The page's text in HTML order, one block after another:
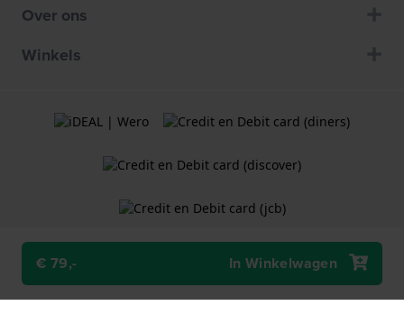
€ 79,- In Winkelwagen
Over ons
Winkels